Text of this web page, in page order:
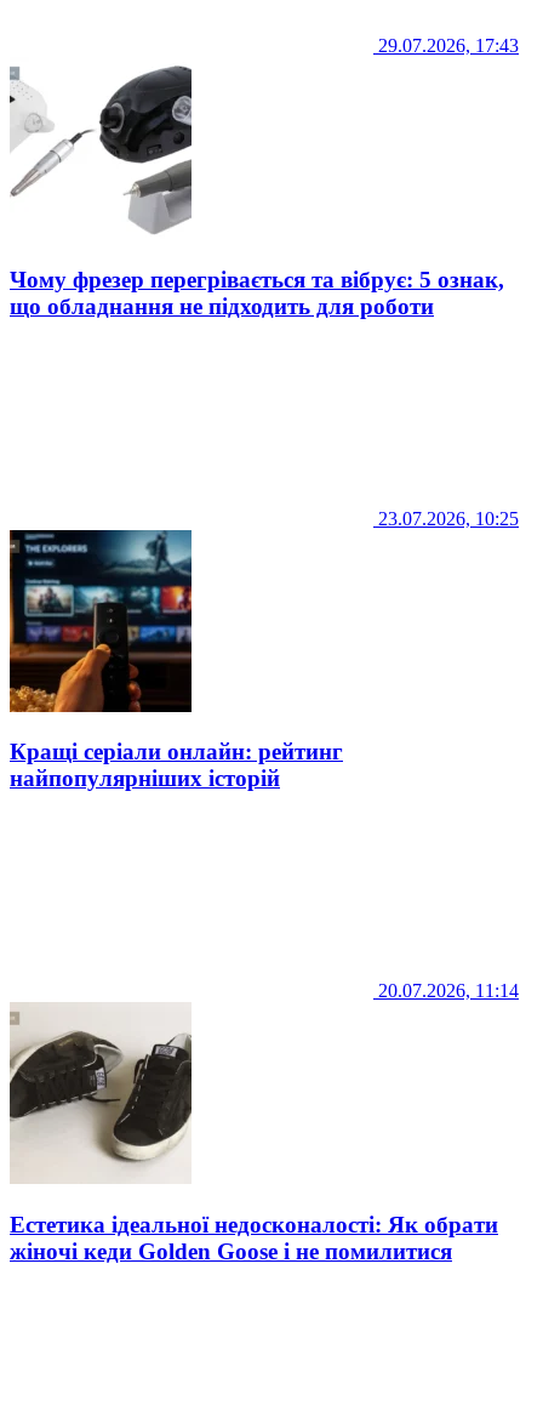
29.07.2026, 17:43
Чому фрезер перегрівається та вібрує: 5 ознак,
що обладнання не підходить для роботи
23.07.2026, 10:25
Кращі серіали онлайн: рейтинг
найпопулярніших історій
20.07.2026, 11:14
Естетика ідеальної недосконалості: Як обрати
жіночі кеди Golden Goose і не помилитися